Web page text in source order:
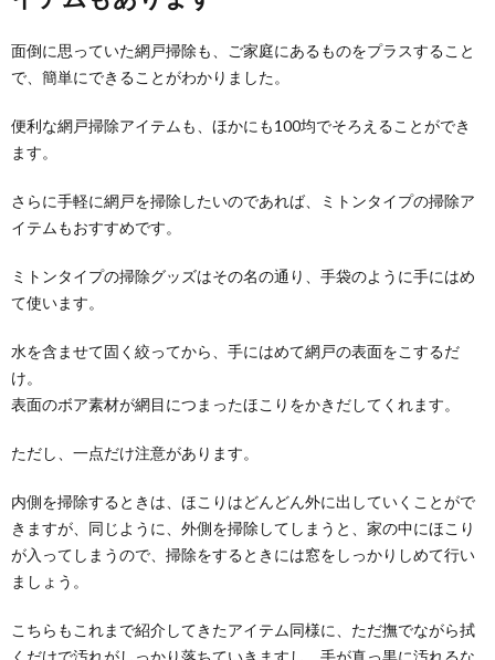
面倒に思っていた網戸掃除も、ご家庭にあるものをプラスすること
で、簡単にできることがわかりました。
便利な網戸掃除アイテムも、ほかにも100均でそろえることができ
ます。
さらに手軽に網戸を掃除したいのであれば、ミトンタイプの掃除ア
イテムもおすすめです。
ミトンタイプの掃除グッズはその名の通り、手袋のように手にはめ
て使います。
水を含ませて固く絞ってから、手にはめて網戸の表面をこするだ
け。
表面のボア素材が網目につまったほこりをかきだしてくれます。
ただし、一点だけ注意があります。
内側を掃除するときは、ほこりはどんどん外に出していくことがで
きますが、同じように、外側を掃除してしまうと、家の中にほこり
が入ってしまうので、掃除をするときには窓をしっかりしめて行い
ましょう。
こちらもこれまで紹介してきたアイテム同様に、ただ撫でながら拭
くだけで汚れがしっかり落ちていきますし、手が真っ黒に汚れるな